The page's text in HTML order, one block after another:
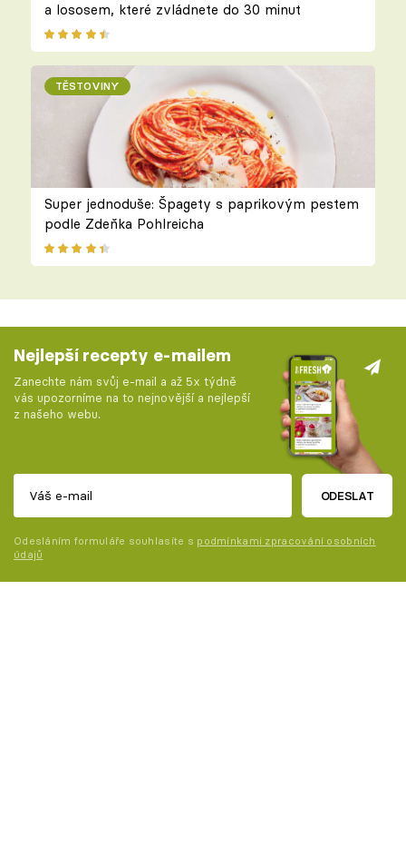
a lososem, které zvládnete do 30 minut
TĚSTOVINY
Super jednoduše: Špagety s paprikovým pestem
podle Zdeňka Pohlreicha
Nejlepší recepty e-mailem
Zanechte nám svůj e-mail a až 5x týdně
vás upozorníme na to nejnovější a nejlepší
z našeho webu.
ODESLAT
Odesláním formuláře souhlasíte s podmínkami zpracování osobních
údajů